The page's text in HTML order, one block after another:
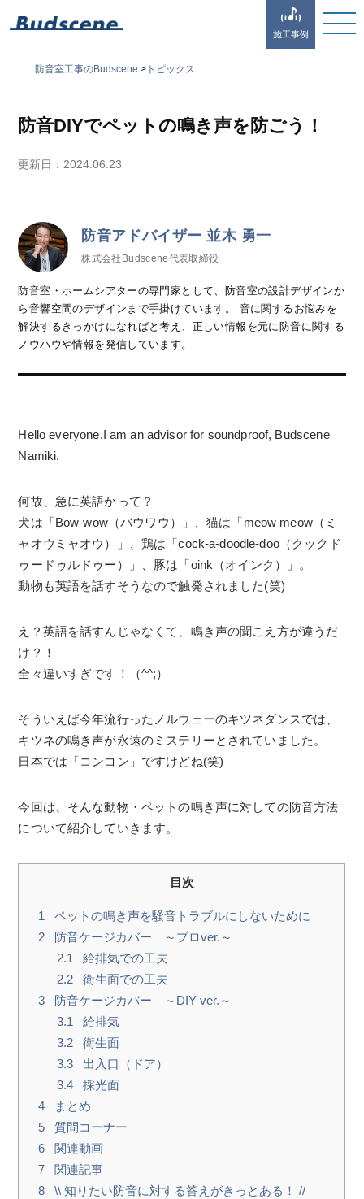
施工事例
防音室工事のBudscene >トピックス
防音DIYでペットの鳴き声を防ごう！
更新日： 2024.06.23
防音アドバイザー 並木 勇一
株式会社Budscene代表取締役
防音室・ホームシアターの専門家として、防音室の設計デザインか
ら音響空間のデザインまで手掛けています。 音に関するお悩みを
解決するきっかけになればと考え、正しい情報を元に防音に関する
ノウハウや情報を発信しています。
Hello everyone.I am an advisor for soundproof, Budscene
Namiki.
何故、急に英語かって？
犬は「Bow-wow（バウワウ）」、猫は「meow meow（ミ
ャオウミャオウ）」、鶏は「cock-a-doodle-doo（クックド
ゥードゥルドゥー）」、豚は「oink（オインク）」。
動物も英語を話すそうなので触発されました(笑)
え？英語を話すんじゃなくて、鳴き声の聞こえ方が違うだ
け？！
全々違いすぎです！（^^;）
そういえば今年流行ったノルウェーのキツネダンスでは、
キツネの鳴き声が永遠のミステリーとされていました。
日本では「コンコン」ですけどね(笑)
今回は、そんな動物・ペットの鳴き声に対しての防音方法
について紹介していきます。
目次
1
ペットの鳴き声を騒音トラブルにしないために
2
防音ケージカバー ～プロver.～
2.1
給排気での工夫
2.2
衛生面での工夫
3
防音ケージカバー ～DIY ver.～
3.1
給排気
3.2
衛生面
3.3
出入口（ドア）
3.4
採光面
4
まとめ
5
質問コーナー
6
関連動画
7
関連記事
8
\\ 知りたい防音に対する答えがきっとある！ //